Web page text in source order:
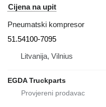
Cijena na upit
Pneumatski kompresor
51.54100-7095
Litvanija, Vilnius
EGDA Truckparts